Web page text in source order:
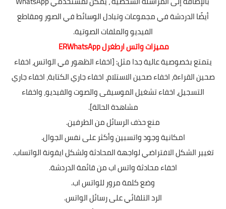
أيضًا الدردشة في مجموعات وتبادل الوسائط في الصور ومقاطع
الفيديو والملفات الصوتية.
مميزات واتس ارطغرل ERWhatsApp
يتمتع بخصوصیة عالیة جدا مثل: [اخفاء الظھور في الواتس، اخفاء
صحین القراءة، اخفاء صحین الاستلام، اخفاء جاري الكتابة، اخفاء جاري
التسجیل، اخفاء تشغیل الموسیقى والصوت والفیديو، واخفاء
مشاھدة الحالة].
منع حذف الرسائل من الطرفین.
امكانیة وجود واتسبین وأكثر على نفس الجوال.
تغییر الشكل الافتراضي لواجھة المحادثة ولشكل ايقونة الواتساب.
اخفاء محادثة واتس اب من قائمة الدردشة.
وضع كلمة مرور للواتس اب.
الرد التلقائي على رسائل الواتس.